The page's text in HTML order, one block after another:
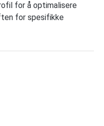
for å optimalisere
for spesifikke